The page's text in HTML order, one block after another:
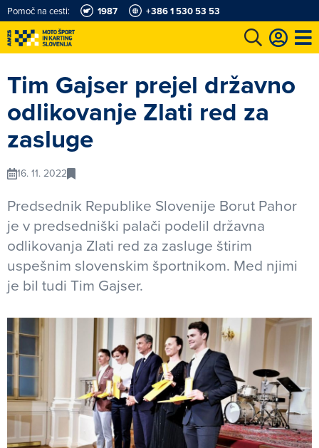
Pomoč na cesti: 1987 +386 1 530 53 53
Tim Gajser prejel državno
odlikovanje Zlati red za
zasluge
16. 11. 2022
Predsednik Republike Slovenije Borut Pahor
je v predsedniški palači podelil državna
odlikovanja Zlati red za zasluge štirim
uspešnim slovenskim športnikom. Med njimi
je bil tudi Tim Gajser.